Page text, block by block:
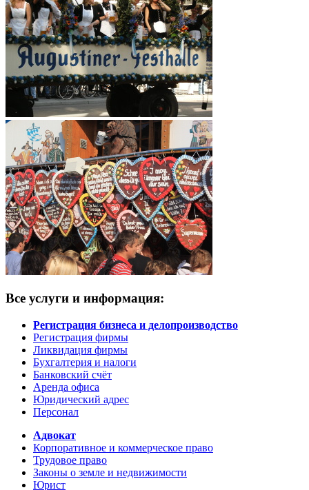
Все услуги и информация:
Регистрация бизнеса и делопроизводство
Регистрация фирмы
Ликвидация фирмы
Бухгалтерия и налоги
Банковский счёт
Аренда офиса
Юридический адрес
Персонал
Адвокат
Корпоративное и коммерческое право
Трудовое право
Законы о земле и недвижимости
Юрист